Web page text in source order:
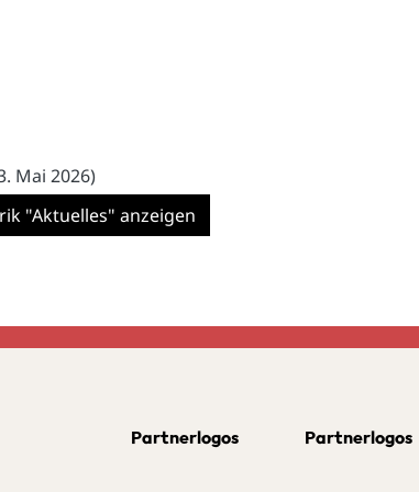
Mai 2026)
"Aktuelles" anzeigen
Partnerlogos Partnerlogos